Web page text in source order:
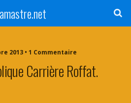
2013 • 1 Commentaire
Carrière Roffat.